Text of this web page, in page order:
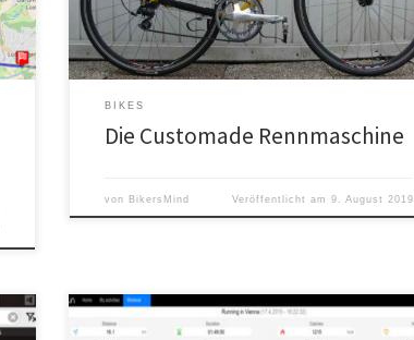
BIKES
Die Customade Rennmaschine
von BikersMind Veröffentlicht am 9. August 2019